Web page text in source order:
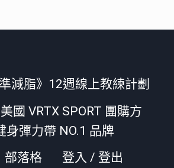
減脂》12週線上教練計劃
國 VRTX SPORT 團購方
身彈力帶 NO.1 品牌
部落格 登入 / 登出